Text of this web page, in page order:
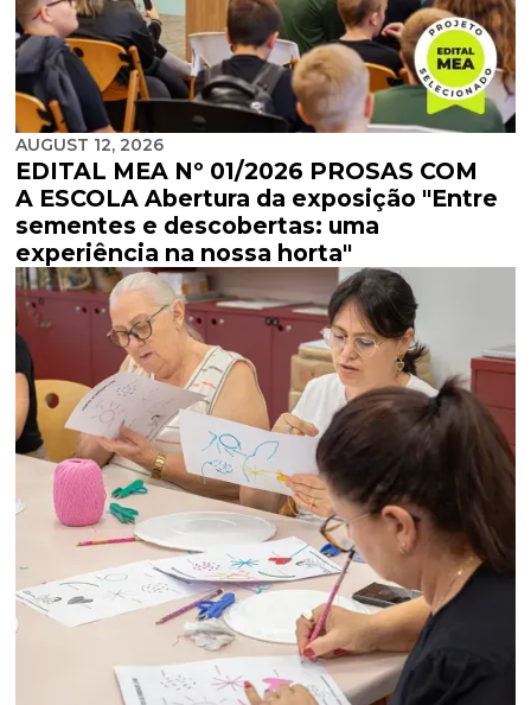
AUGUST 12, 2026
EDITAL MEA Nº 01/2026 PROSAS COM
A ESCOLA Abertura da exposição "Entre
sementes e descobertas: uma
experiência na nossa horta"